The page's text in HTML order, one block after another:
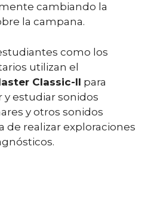
cambiando la
la campana.
como los
utilizan el
Classic-II para
estudiar sonidos
y otros sonidos
de realizar exploraciones